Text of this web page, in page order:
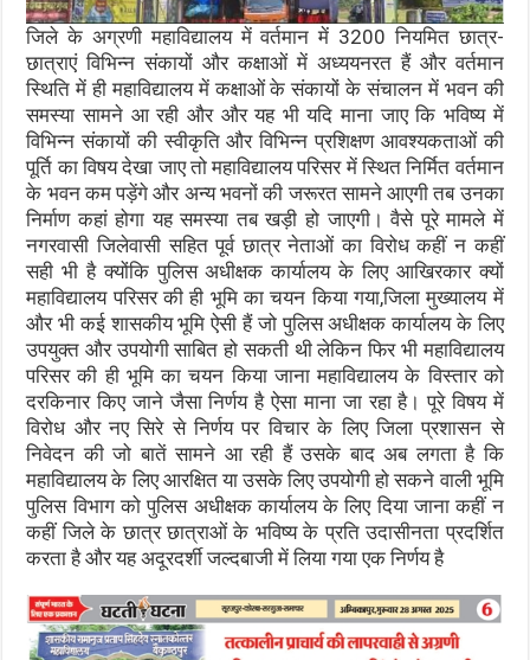
जिले के अग्रणी महाविद्यालय में वर्तमान में 3200 नियमित छात्र-
छात्राएं विभिन्न संकायों और कक्षाओं में अध्ययनरत हैं और वर्तमान
स्थिति में ही महाविद्यालय में कक्षाओं के संकायों के संचालन में भवन की
समस्या सामने आ रही और और यह भी यदि माना जाए कि भविष्य में
विभिन्न संकायों की स्वीकृति और विभिन्न प्रशिक्षण आवश्यकताओं की
पूर्ति का विषय देखा जाए तो महाविद्यालय परिसर में स्थित निर्मित वर्तमान
के भवन कम पड़ेंगे और अन्य भवनों की जरूरत सामने आएगी तब उनका
निर्माण कहां होगा यह समस्या तब खड़ी हो जाएगी। वैसे पूरे मामले में
नगरवासी जिलेवासी सहित पूर्व छात्र नेताओं का विरोध कहीं न कहीं
सही भी है क्योंकि पुलिस अधीक्षक कार्यालय के लिए आखिरकार क्यों
महाविद्यालय परिसर की ही भूमि का चयन किया गया,जिला मुख्यालय में
और भी कई शासकीय भूमि ऐसी हैं जो पुलिस अधीक्षक कार्यालय के लिए
उपयुक्त और उपयोगी साबित हो सकती थी लेकिन फिर भी महाविद्यालय
परिसर की ही भूमि का चयन किया जाना महाविद्यालय के विस्तार को
दरकिनार किए जाने जैसा निर्णय है ऐसा माना जा रहा है। पूरे विषय में
विरोध और नए सिरे से निर्णय पर विचार के लिए जिला प्रशासन से
निवेदन की जो बातें सामने आ रही हैं उसके बाद अब लगता है कि
महाविद्यालय के लिए आरक्षित या उसके लिए उपयोगी हो सकने वाली भूमि
पुलिस विभाग को पुलिस अधीक्षक कार्यालय के लिए दिया जाना कहीं न
कहीं जिले के छात्र छात्राओं के भविष्य के प्रति उदासीनता प्रदर्शित
करता है और यह अदूरदर्शी जल्दबाजी में लिया गया एक निर्णय है